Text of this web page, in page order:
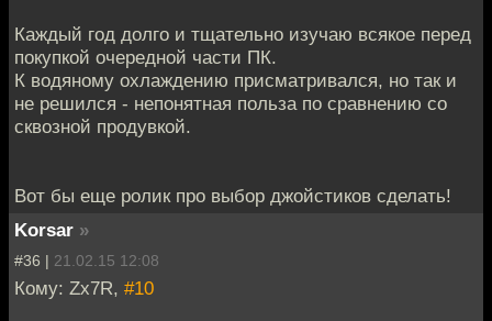
Каждый год долго и тщательно изучаю всякое перед
покупкой очередной части ПК.
К водяному охлаждению присматривался, но так и
не решился - непонятная польза по сравнению со
сквозной продувкой.
Вот бы еще ролик про выбор джойстиков сделать!
Korsar »
#36 | 21.02.15 12:08
Кому: Zx7R, #10